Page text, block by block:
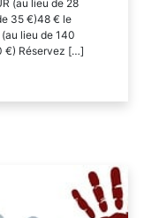
(au lieu de 28
35 €)48 € le
(au lieu de 140
€) Réservez […]